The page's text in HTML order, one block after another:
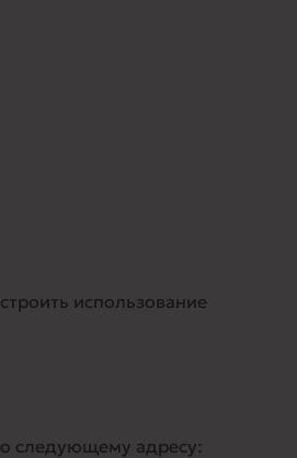
использование
следующему адресу: